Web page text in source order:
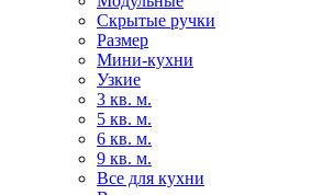
Скрытые ручки
Размер
Мини-кухни
Узкие
3 кв. м.
5 кв. м.
6 кв. м.
9 кв. м.
Все для кухни